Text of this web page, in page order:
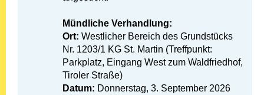
Mündliche Verhandlung:
Ort:Westlicher Bereich des Grundstücks
Nr. 1203/1 KG St. Martin (Treffpunkt:
Parkplatz, Eingang West zum Waldfriedhof,
Tiroler Straße)
Datum: Donnerstag, 3. September 2026